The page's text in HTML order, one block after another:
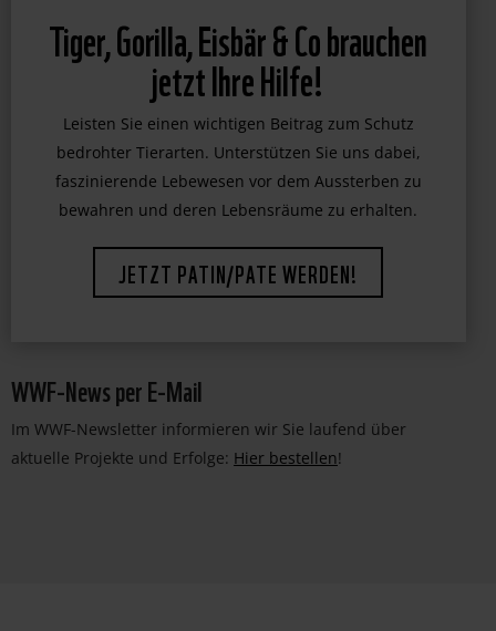
WWF-News per E-Mail
Im WWF-Newsletter informieren wir Sie laufend über
aktuelle Projekte und Erfolge: Hier bestellen!